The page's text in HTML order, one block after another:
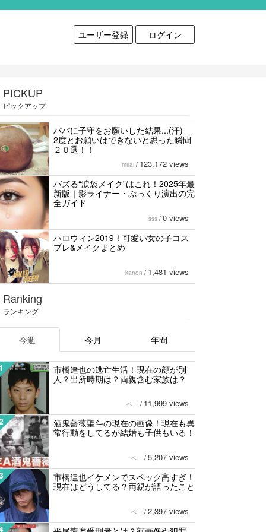
ユーザー登録 ログイン
PICKUP
ピックアップ
パパに子守をお願いした結果...(汗)
2度とお願いはできないと思った瞬間
２０選！！
mirai / 123,172 views
バズる“涙袋メイク”はこれ！2025年最
新版｜影ライナー・ぷっくり演出の完
全ガイド
sss / 0 views
ハロウィン2019！可愛い女の子コス
プレ&メイクまとめ
kanon / 1,481 views
Ranking
ランキング
今週 今月 年間
市橋達也の逃亡生活！現在の顔が別
人？出所時期は？両親含む家族は？
ペコ / 11,999 views
酒鬼薔薇聖斗の現在の画像！現在も異
常行動をしてるが結婚も子供もいる！
ペコ / 5,207 views
市橋達也イケメンでスペック高すぎ！
現在はどうしてる？両親が語ったこと
ペコ / 2,397 views